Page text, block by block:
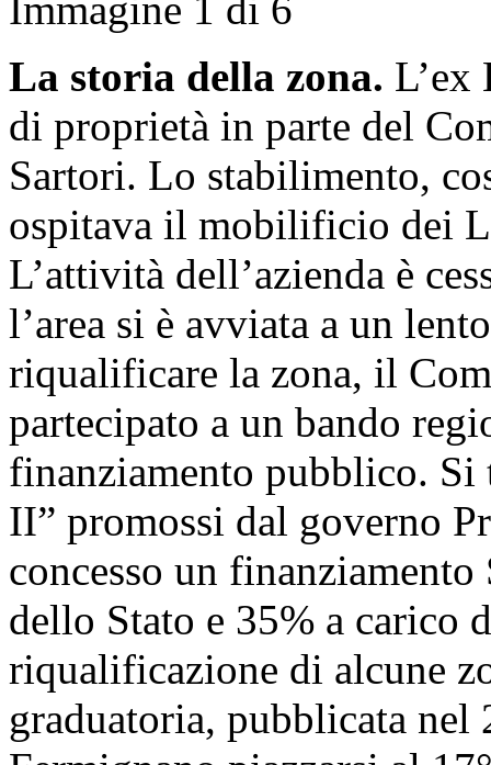
Immagine 1 di 6
La storia della zona. L’ex
di proprietà in parte del
Sartori. Lo stabilimento,
ospitava il mobilificio dei
L’attività dell’azienda è
l’area si è avviata a un
riqualificare la zona, il
partecipato a un bando
finanziamento pubblico. Si
II” promossi dal governo
concesso un
dello Stato e 35% a carico
riqualificazione di alcune
graduatoria, pubblicata